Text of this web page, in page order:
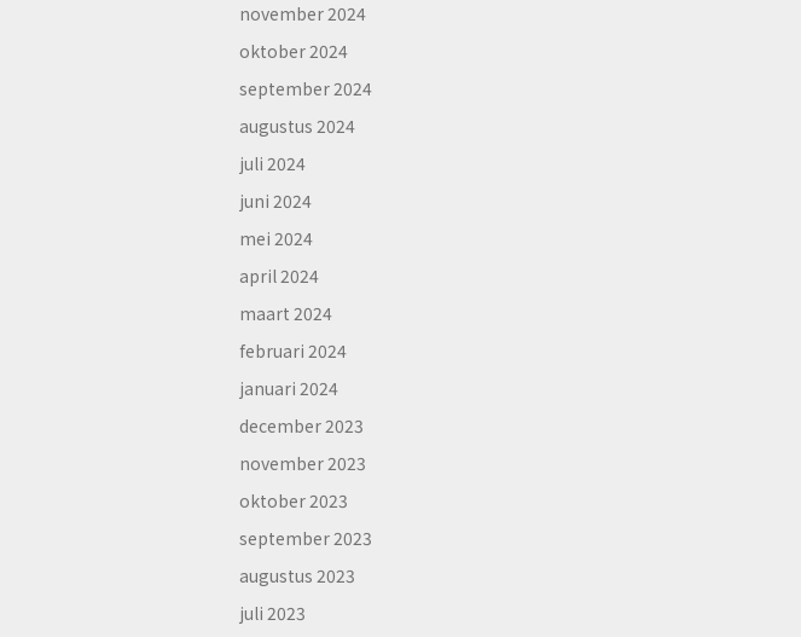
november 2024
oktober 2024
september 2024
augustus 2024
juli 2024
juni 2024
mei 2024
april 2024
maart 2024
februari 2024
januari 2024
december 2023
november 2023
oktober 2023
september 2023
augustus 2023
juli 2023